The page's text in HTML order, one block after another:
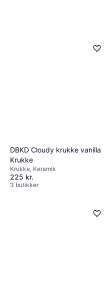
DBKD Cloudy krukke vanilla
Krukke
Krukke, Keramik
225 kr.
3 butikker